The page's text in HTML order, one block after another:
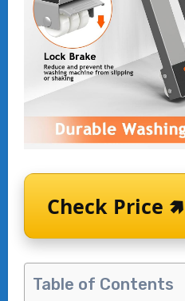
Check Price 🢅
Table of Contents